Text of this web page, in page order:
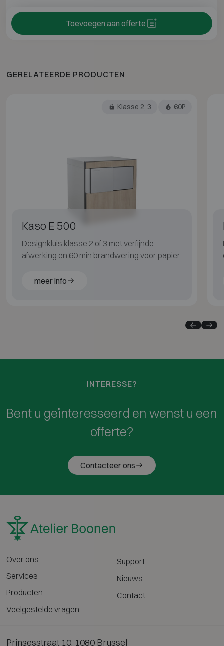
Toevoegen aan offerte
GERELATEERDE PRODUCTEN
Klasse 2, 3 60P
Kaso E 500
Designkluis klasse 2 of 3 met verfijnde
afwerking en 60 min brandwering voor papier.
meer info
INTERESSE?
Bent u geïnteresseerd en wenst u een
offerte?
Contacteer ons
Over ons
Services
Producten
Veelgestelde vragen
Support
Nieuws
Contact
Prinsesstraat 10, 1080 Brussel